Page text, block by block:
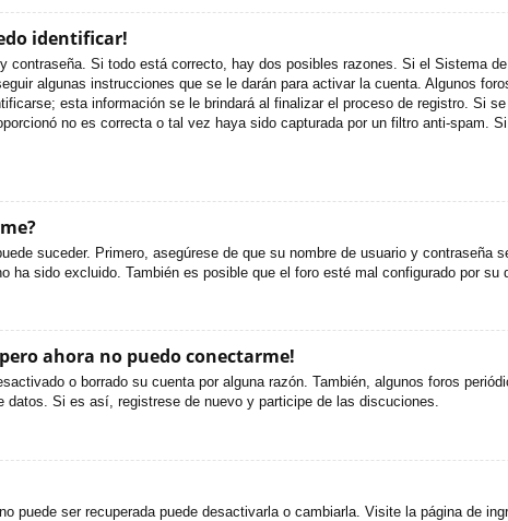
identificar!
contraseña. Si todo está correcto, hay dos posibles razones. Si el Sistema
algunas instrucciones que se le darán para activar la cuenta. Algunos
esta información se le brindará al finalizar el proceso de registro. Si
no es correcta o tal vez haya sido capturada por un filtro anti-spam.
suceder. Primero, asegúrese de que su nombre de usuario y
ha sido excluido. También es posible que el foro esté mal configurado por
ahora no puedo conectarme!
o borrado su cuenta por alguna razón. También, algunos foros
datos. Si es así, registrese de nuevo y participe de las discuciones.
puede ser recuperada puede desactivarla o cambiarla. Visite la página de